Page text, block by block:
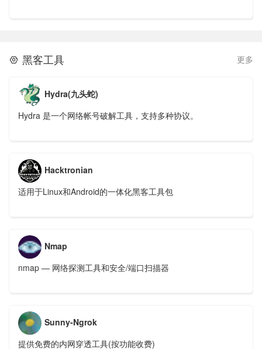
 黑客工具 更多
Hydra(九头蛇)
Hydra 是一个网络帐号破解工具，支持多种协议。
Hacktronian
适用于Linux和Android的一体化黑客工具包
Nmap
nmap — 网络探测工具和安全/端口扫描器
Sunny-Ngrok
提供免费的内网穿透工具(按功能收费)